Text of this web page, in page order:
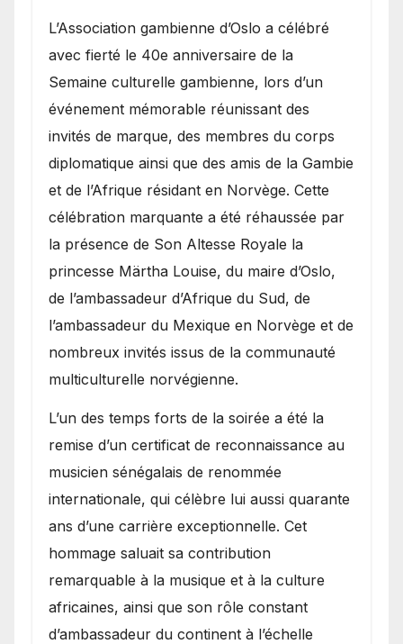
​L’Association gambienne d’Oslo a célébré
avec fierté le 40e anniversaire de la
Semaine culturelle gambienne, lors d’un
événement mémorable réunissant des
invités de marque, des membres du corps
diplomatique ainsi que des amis de la Gambie
et de l’Afrique résidant en Norvège. Cette
célébration marquante a été réhaussée par
la présence de Son Altesse Royale la
princesse Märtha Louise, du maire d’Oslo,
de l’ambassadeur d’Afrique du Sud, de
l’ambassadeur du Mexique en Norvège et de
nombreux invités issus de la communauté
multiculturelle norvégienne.
​L’un des temps forts de la soirée a été la
remise d’un certificat de reconnaissance au
musicien sénégalais de renommée
internationale, qui célèbre lui aussi quarante
ans d’une carrière exceptionnelle. Cet
hommage saluait sa contribution
remarquable à la musique et à la culture
africaines, ainsi que son rôle constant
d’ambassadeur du continent à l’échelle